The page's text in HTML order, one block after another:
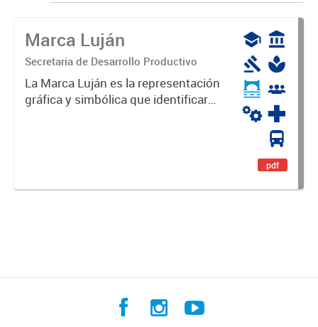
Marca Luján
Secretaria de Desarrollo Productivo
La Marca Luján es la representación
gráfica y simbólica que identificará
pdf